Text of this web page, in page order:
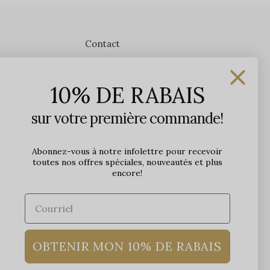
Contact
1650 avenue Jules-Verne, Local 103
G2G 2R1, Québec, Canada
Lundi: 9h - 17h
Mardi: 9h - 17h
Mercredi: 9h - 18h
Jeudi: 9h - 21h
Samedi: 9h à 17h
10% DE RABAIS
sur votre première commande!
Abonnez-vous à notre infolettre pour recevoir
toutes nos offres spéciales, nouveautés et plus
encore!
OBTENIR MON 10% DE RABAIS